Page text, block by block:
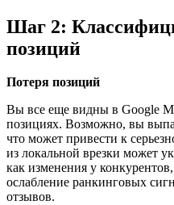
Шаг 2:
позиций
Потеря позиций
Вы все еще видны в Google
позициях. Возможно, вы
что может привести к
из локальной врезки может
как изменения у
ослабление ранкинговых
отзывов.